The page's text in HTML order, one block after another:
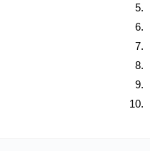
5.
6.
7.
8.
9.
10.